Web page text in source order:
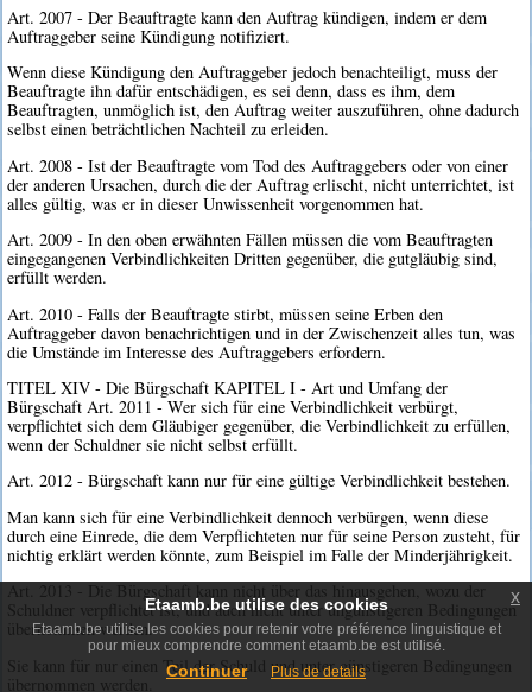
Art. 2007 - Der Beauftragte kann den Auftrag kündigen, indem er dem
Auftraggeber seine Kündigung notifiziert.
Wenn diese Kündigung den Auftraggeber jedoch benachteiligt, muss der
Beauftragte ihn dafür entschädigen, es sei denn, dass es ihm, dem
Beauftragten, unmöglich ist, den Auftrag weiter auszuführen, ohne dadurch
selbst einen beträchtlichen Nachteil zu erleiden.
Art. 2008 - Ist der Beauftragte vom Tod des Auftraggebers oder von einer
der anderen Ursachen, durch die der Auftrag erlischt, nicht unterrichtet, ist
alles gültig, was er in dieser Unwissenheit vorgenommen hat.
Art. 2009 - In den oben erwähnten Fällen müssen die vom Beauftragten
eingegangenen Verbindlichkeiten Dritten gegenüber, die gutgläubig sind,
erfüllt werden.
Art. 2010 - Falls der Beauftragte stirbt, müssen seine Erben den
Auftraggeber davon benachrichtigen und in der Zwischenzeit alles tun, was
die Umstände im Interesse des Auftraggebers erfordern.
TITEL XIV - Die Bürgschaft KAPITEL I - Art und Umfang der
Bürgschaft Art. 2011 - Wer sich für eine Verbindlichkeit verbürgt,
verpflichtet sich dem Gläubiger gegenüber, die Verbindlichkeit zu erfüllen,
wenn der Schuldner sie nicht selbst erfüllt.
Art. 2012 - Bürgschaft kann nur für eine gültige Verbindlichkeit bestehen.
Man kann sich für eine Verbindlichkeit dennoch verbürgen, wenn diese
durch eine Einrede, die dem Verpflichteten nur für seine Person zusteht, für
nichtig erklärt werden könnte, zum Beispiel im Falle der Minderjährigkeit.
Art. 2013 - Die Bürgschaft kann nicht über das hinausgehen, wozu der
Schuldner verpflichtet ist, und auch nicht unter ungünstigeren Bedingungen
übernommen werden.
Sie kann für nur einen Teil der Schuld und unter günstigeren Bedingungen
übernommen werden.
Etaamb.be utilise des cookies
Etaamb.be utilise les cookies pour retenir votre préférence linguistique et
pour mieux comprendre comment etaamb.be est utilisé.
Continuer Plus de details
x